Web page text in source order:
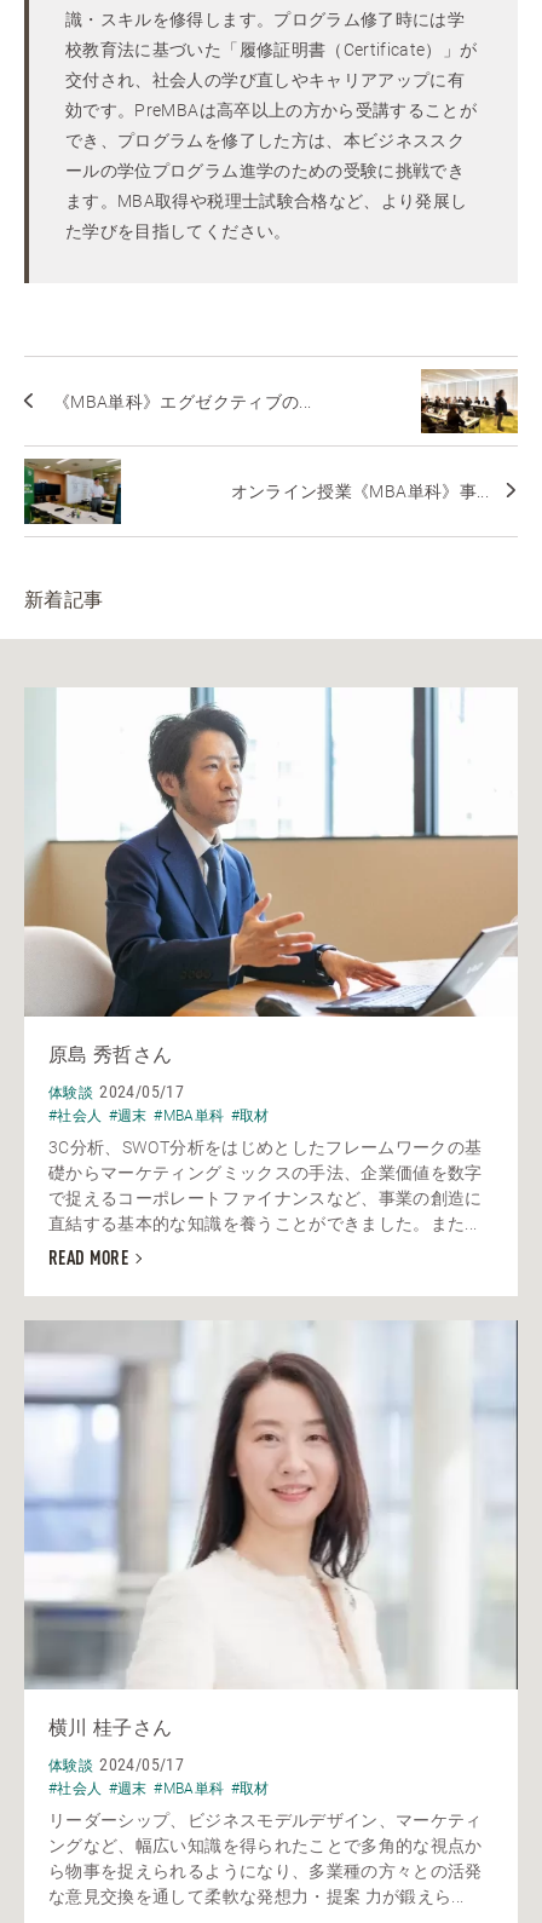
識・スキルを修得します。プログラム修了時には学
校教育法に基づいた「履修証明書（Certificate）」が
交付され、社会人の学び直しやキャリアアップに有
効です。PreMBAは高卒以上の方から受講することが
でき、プログラムを修了した方は、本ビジネススク
ールの学位プログラム進学のための受験に挑戦でき
ます。MBA取得や税理士試験合格など、より発展し
た学びを目指してください。
《MBA単科》エグゼクティブの...
オンライン授業《MBA単科》事...
新着記事
原島 秀哲さん
体験談 2024/05/17
#社会人 #週末 #MBA単科 #取材
3C分析、SWOT分析をはじめとしたフレームワークの基
礎からマーケティングミックスの手法、企業価値を数字
で捉えるコーポレートファイナンスなど、事業の創造に
直結する基本的な知識を養うことができました。また...
READ MORE
横川 桂子さん
体験談 2024/05/17
#社会人 #週末 #MBA単科 #取材
リーダーシップ、ビジネスモデルデザイン、マーケティ
ングなど、幅広い知識を得られたことで多角的な視点か
ら物事を捉えられるようになり、多業種の方々との活発
な意見交換を通して柔軟な発想力・提案 力が鍛えら...